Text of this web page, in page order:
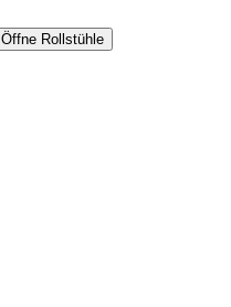
Öffne Rollstühle